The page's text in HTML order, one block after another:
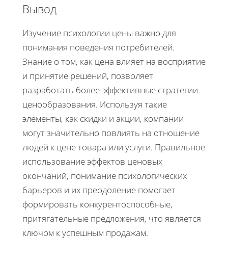
Вывод
Изучение психологии цены важно для
понимания поведения потребителей.
Знание о том, как цена влияет на восприятие
и принятие решений, позволяет
разработать более эффективные стратегии
ценообразования. Используя такие
элементы, как скидки и акции, компании
могут значительно повлиять на отношение
людей к цене товара или услуги. Правильное
использование эффектов ценовых
окончаний, понимание психологических
барьеров и их преодоление помогает
формировать конкурентоспособные,
притягательные предложения, что является
ключом к успешным продажам.